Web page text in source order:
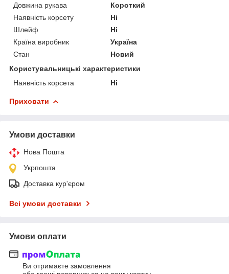
Довжина рукава
Короткий
Наявність корсету
Ні
Шлейф
Ні
Країна виробник
Україна
Стан
Новий
Користувальницькі характеристики
Наявність корсета
Ні
Приховати
Умови доставки
Нова Пошта
Укрпошта
Доставка кур'єром
Всі умови доставки
Умови оплати
Ви отримаєте замовлення